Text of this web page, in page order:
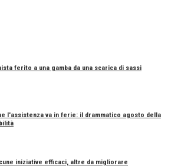
ferito a una gamba da una scarica di sassi
l'assistenza va in ferie: il drammatico agosto della
iniziative efficaci, altre da migliorare